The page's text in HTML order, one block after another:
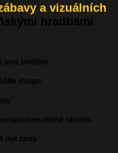
a vizuálních
hradbami
pod podiem
image
stories
out zóny